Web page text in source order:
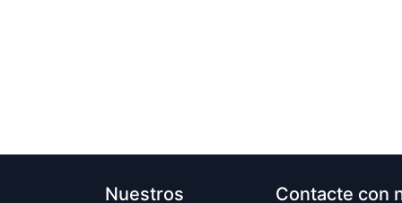
Nuestros
Contacte con